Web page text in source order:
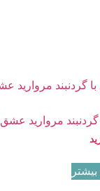
مروارید عشق 24415